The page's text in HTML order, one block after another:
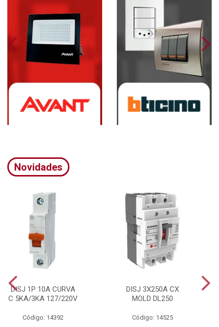
Novidades
DISJ 1P 10A CURVA
C 5KA/3KA 127/220V
Código: 14392
DISJ 3X250A CX
MOLD DL250
Código: 14525